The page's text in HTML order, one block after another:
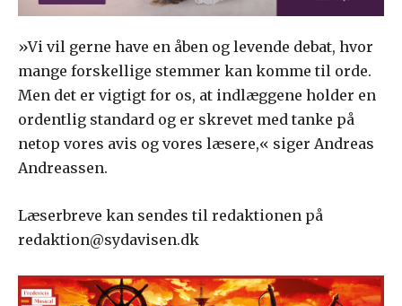
»Vi vil gerne have en åben og levende debat, hvor
mange forskellige stemmer kan komme til orde.
Men det er vigtigt for os, at indlæggene holder en
ordentlig standard og er skrevet med tanke på
netop vores avis og vores læsere,« siger Andreas
Andreassen.
Læserbreve kan sendes til redaktionen på
redaktion@sydavisen.dk